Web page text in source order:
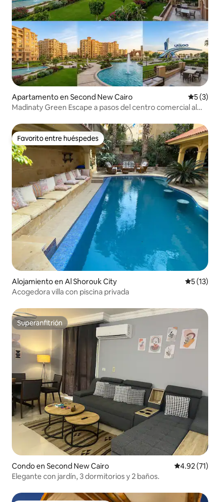
Apartamento en Second New Cairo
5 (3)
Madinaty Green Escape a pasos del centro comercial al
Favorito entre huéspedes
Favorito entre huéspedes
Alojamiento en Al Shorouk City
5 (13)
Acogedora villa con piscina privada
Superanfitrión
Superanfitrión
Condo en Second New Cairo Calificación
4.92 (71)
Elegante con jardín, 3 dormitorios y 2 baños.